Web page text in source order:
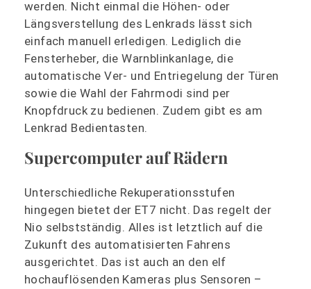
werden. Nicht einmal die Höhen- oder
Längsverstellung des Lenkrads lässt sich
einfach manuell erledigen. Lediglich die
Fensterheber, die Warnblinkanlage, die
automatische Ver- und Entriegelung der Türen
sowie die Wahl der Fahrmodi sind per
Knopfdruck zu bedienen. Zudem gibt es am
Lenkrad Bedientasten.
Supercomputer auf Rädern
Unterschiedliche Rekuperationsstufen
hingegen bietet der ET7 nicht. Das regelt der
Nio selbstständig. Alles ist letztlich auf die
Zukunft des automatisierten Fahrens
ausgerichtet. Das ist auch an den elf
hochauflösenden Kameras plus Sensoren –